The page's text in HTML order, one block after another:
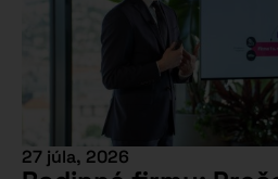
27 júla, 2026